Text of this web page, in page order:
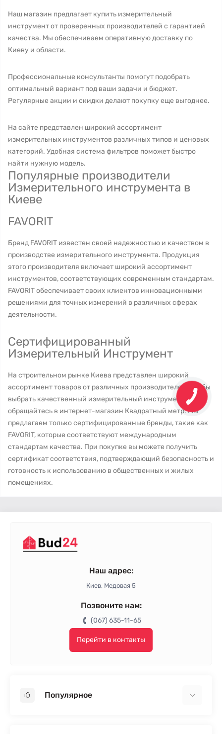
Наш магазин предлагает купить измерительный
инструмент от проверенных производителей с гарантией
качества. Мы обеспечиваем оперативную доставку по
Киеву и области.
Профессиональные консультанты помогут подобрать
оптимальный вариант под ваши задачи и бюджет.
Регулярные акции и скидки делают покупку еще выгоднее.
На сайте представлен широкий ассортимент
измерительных инструментов различных типов и ценовых
категорий. Удобная система фильтров поможет быстро
найти нужную модель.
Популярные производители
Измерительного инструмента в
Киеве
FAVORIT
Бренд FAVORIT известен своей надежностью и качеством в
производстве измерительного инструмента. Продукция
этого производителя включает широкий ассортимент
инструментов, соответствующих современным стандартам.
FAVORIT обеспечивает своих клиентов инновационными
решениями для точных измерений в различных сферах
деятельности.
Сертифицированный
Измерительный Инструмент
На строительном рынке Киева представлен широкий
ассортимент товаров от различных производителей. Чтобы
выбрать качественный измерительный инструмент,
обращайтесь в интернет-магазин Квадратный метр. Мы
предлагаем только сертифицированные бренды, такие как
FAVORIT, которые соответствуют международным
стандартам качества. При покупке вы можете получить
сертификат соответствия, подтверждающий безопасность и
готовность к использованию в общественных и жилых
помещениях.
Наш адрес:
Киев, Медовая 5
Позвоните нам:
(067) 635-11-65
Перейти в контакты
Популярное